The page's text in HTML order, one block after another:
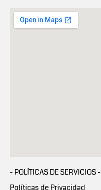
- POLÍTICAS DE SERVICIOS -
Políticas de Privacidad